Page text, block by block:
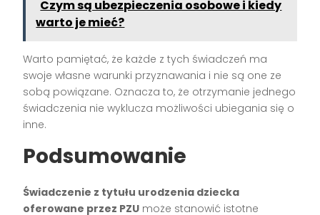
Czym są ubezpieczenia osobowe i kiedy
warto je mieć?
Warto pamiętać, że każde z tych świadczeń ma
swoje własne warunki przyznawania i nie są one ze
sobą powiązane. Oznacza to, że otrzymanie jednego
świadczenia nie wyklucza możliwości ubiegania się o
inne.
Podsumowanie
Świadczenie z tytułu urodzenia dziecka
oferowane przez PZU może stanowić istotne